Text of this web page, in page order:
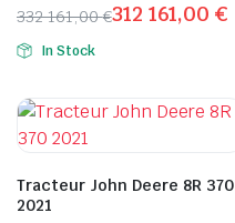
332 161,00€
Le
prix
était :
332
312 161,00€
Le
prix
est :
312
In Stock
Tracteur John Deere 8R 370
2021